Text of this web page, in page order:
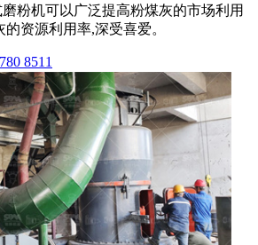
粉机可以广泛提高粉煤灰的市场利用
资源利用率,深受喜爱。
8511